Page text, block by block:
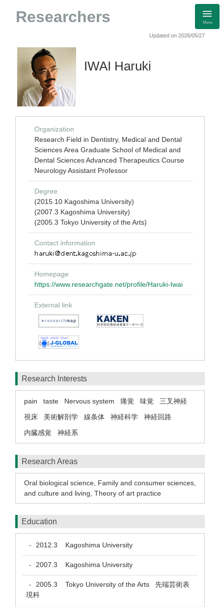
Researchers Menu
Updated on 2026/05/27
IWAI Haruki
Organization
Research Field in Dentistry, Medical and Dental
Sciences Area Graduate School of Medical and
Dental Sciences Advanced Therapeutics Course
Neurology Assistant Professor
Degree
(2015.10 Kagoshima University)
(2007.3 Kagoshima University)
(2005.3 Tokyo University of the Arts)
Contact information
Homepage
https://www.researchgate.net/profile/Haruki-Iwai
External link
Research Interests
pain taste Nervous system 痛覚 味覚
三叉神経
視床
美術解剖学 線条体 神経科学
神経回路
内臓感覚
神経系
Research Areas
Oral biological science Family and consumer sciences,
and culture and living Theory of art practice
Education
- 2012.3 Kagoshima University
- 2007.3 Kagoshima University
- 2005.3 Tokyo University of the Arts 先端芸術表
現科